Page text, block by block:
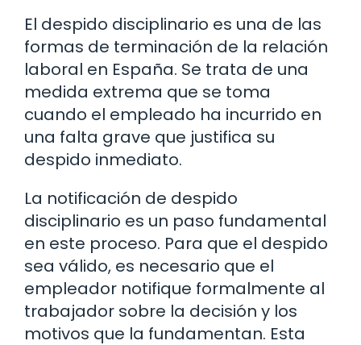
El despido disciplinario es una de las
formas de terminación de la relación
laboral en España. Se trata de una
medida extrema que se toma
cuando el empleado ha incurrido en
una falta grave que justifica su
despido inmediato.
La notificación de despido
disciplinario es un paso fundamental
en este proceso. Para que el despido
sea válido, es necesario que el
empleador notifique formalmente al
trabajador sobre la decisión y los
motivos que la fundamentan. Esta